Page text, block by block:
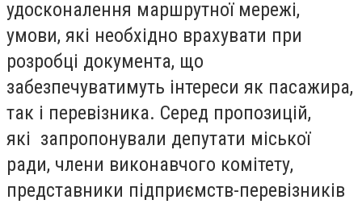
удосконалення маршрутної мережі,
умови, які необхідно врахувати при
розробці документа, що
забезпечуватимуть інтереси як пасажира,
так і перевізника. Серед пропозицій,
які запропонували депутати міської
ради, члени виконавчого комітету,
представники підприємств-перевізників